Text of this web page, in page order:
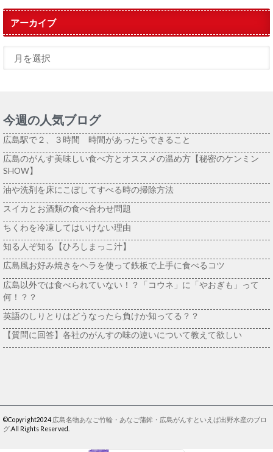
アーカイブ
今週の人気ブログ
広島駅で２、３時間 時間があったらできること
広島のがんす美味しい食べ方とオススメの温め方【秘密のケンミン
SHOW】
油や洗剤を床にこぼしてすべる時の掃除方法
スイカとお酒類の食べ合わせ問題
ちくわを冷凍してはいけない理由
知る人ぞ知る【ひろしまっこ汁】
広島風お好み焼きをヘラを使って鉄板で上手に食べるコツ
広島以外では食べられていない！？「コウネ」に「やおぎも」って
何！？？
英語のしりとりはどうなったら負けか知ってる？？
【質問に回答】各社のがんすの味の違いについて教えて欲しい
©Copyright2024 広島名物あなご竹輪・あなご蒲鉾・広島がんすといえば出野水産のブロ
グ.All Rights Reserved.